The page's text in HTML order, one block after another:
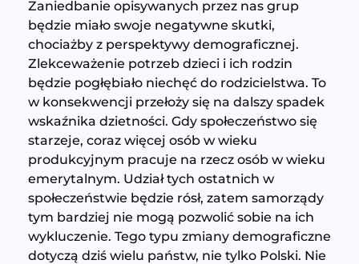
Zaniedbanie opisywanych przez nas grup
będzie miało swoje negatywne skutki,
chociażby z perspektywy demograficznej.
Zlekceważenie potrzeb dzieci i ich rodzin
będzie pogłębiało niechęć do rodzicielstwa. To
w konsekwencji przełoży się na dalszy spadek
wskaźnika dzietności. Gdy społeczeństwo się
starzeje, coraz więcej osób w wieku
produkcyjnym pracuje na rzecz osób w wieku
emerytalnym. Udział tych ostatnich w
społeczeństwie będzie rósł, zatem samorządy
tym bardziej nie mogą pozwolić sobie na ich
wykluczenie. Tego typu zmiany demograficzne
dotyczą dziś wielu państw, nie tylko Polski. Nie